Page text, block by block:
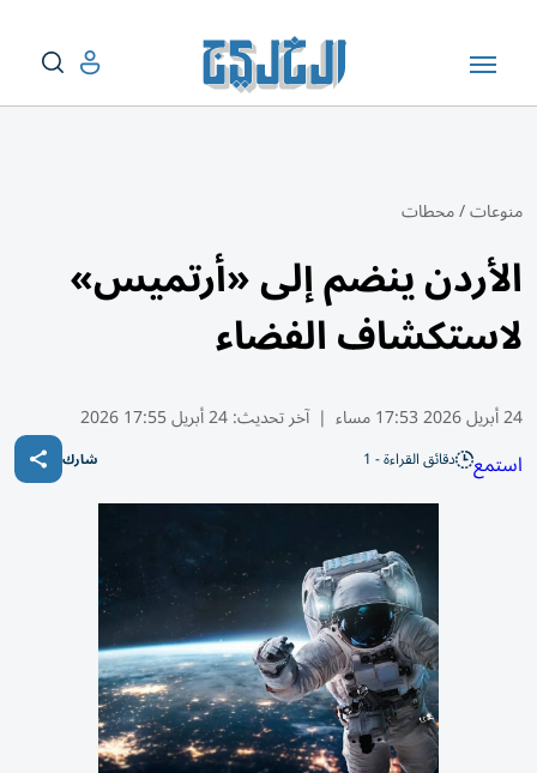
منوعات/محطات
الأردن ينضم إلى «أرتميس»
لاستكشاف الفضاء
24 أبريل 2026 17:53 مساء | آخر تحديث:24 أبريل 17:55 2026
استمع دقائق القراءة - 1 شارك